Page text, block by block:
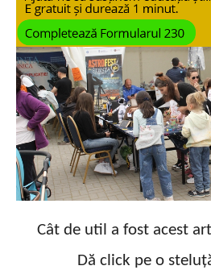
Cât de util a fost acest
Dă click pe o